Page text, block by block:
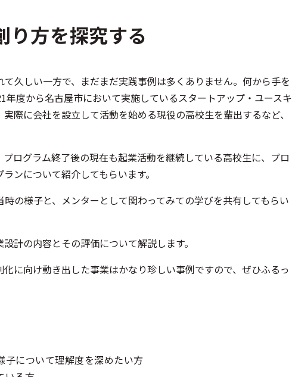
り方を探究する
久しい一方で、まだまだ実践事例は多くありません。何から手を
度から名古屋市において実施しているスタートアップ・ユースキ
際に会社を設立して活動を始める現役の高校生を輩出するなど、
ログラム終了後の現在も起業活動を継続している高校生に、プロ
ンについて紹介してもらいます。
の様子と、メンターとして関わってみての学びを共有してもらい
計の内容とその評価について解説します。
に向け動き出した事業はかなり珍しい事例ですので、ぜひふるっ
子について理解度を深めたい方